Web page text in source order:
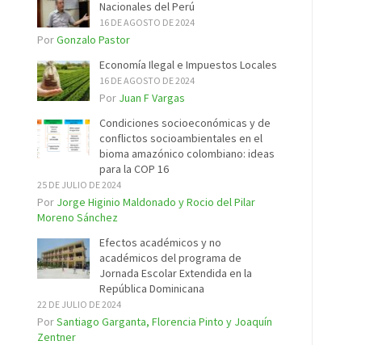
Nacionales del Perú
16 DE AGOSTO DE 2024
PorGonzalo Pastor
Economía Ilegal e Impuestos Locales
16 DE AGOSTO DE 2024
Por Juan F Vargas
Condiciones socioeconómicas y de
conflictos socioambientales en el
bioma amazónico colombiano: ideas
para la COP 16
25 DE JULIO DE 2024
Por Jorge Higinio Maldonado y Rocio del Pilar
Moreno Sánchez
Efectos académicos y no
académicos del programa de
Jornada Escolar Extendida en la
República Dominicana
22 DE JULIO DE 2024
PorSantiago Garganta, Florencia Pinto y Joaquín
Zentner